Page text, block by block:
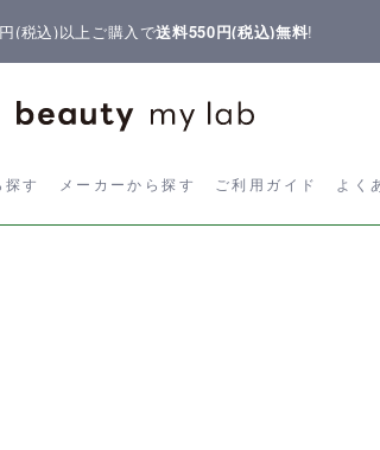
(税込)以上ご購入で送料550円(税込)無料!
す メーカーから探す ご利用ガイド よく
から探す メーカーから探す ご利用ガイド